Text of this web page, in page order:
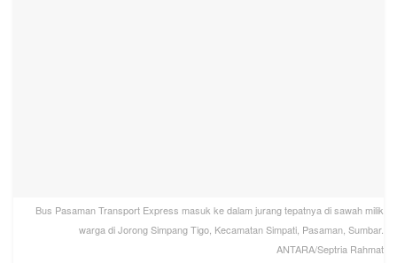
Bus Pasaman Transport Express masuk ke dalam jurang tepatnya di sawah milik
warga di Jorong Simpang Tigo, Kecamatan Simpati, Pasaman, Sumbar.
ANTARA/Septria Rahmat